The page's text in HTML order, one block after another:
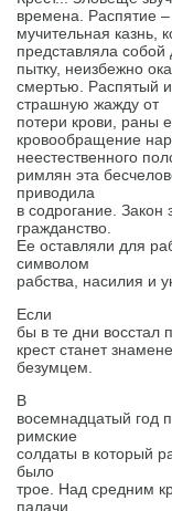
времена. Распятие
мучительная казнь,
представляла собой
пытку, неизбежно
смертью. Распятый
страшную жажду от
потери крови, раны
кровообращение
неестественного
римлян эта
приводила
в содрогание.
гражданство.
Ее оставляли для
символом
рабства, насилия и
Если
бы в те дни восстал
крест станет
безумцем.
В
восемнадцатый год
римские
солдаты в который
было
трое. Над средним
палачи